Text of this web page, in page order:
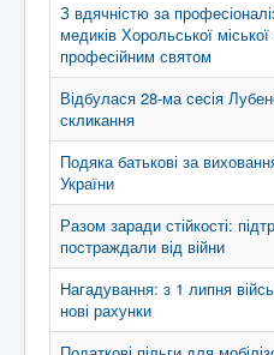
З вдячністю за
медиків Хорольської міської
професійним святом
Відбулася 28-ма сесія
скликання
Подяка батькові за
України
Разом заради стійкості:
постраждали від війни
Нагадування: з 1 липня
нові рахунки